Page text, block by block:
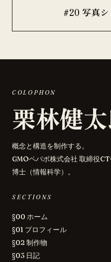
#20 写真
COLOPHON
栗林健
概念と構造を制作する。
GMOペパボ株式会社 取締役
博士（情報科学）。
SECTIONS
§00 ホーム
§01 プロフィール
§02 制作物
§03 日記